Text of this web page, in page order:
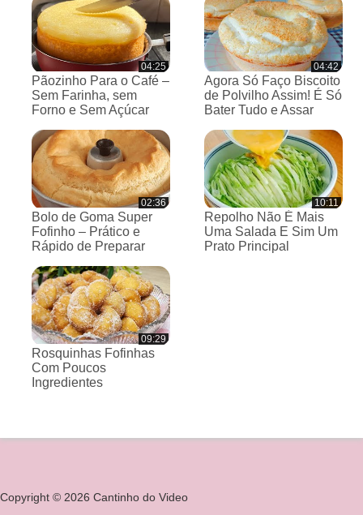
04:25
Pãozinho Para o Café –
Sem Farinha, sem
Forno e Sem Açúcar
04:42
Agora Só Faço Biscoito
de Polvilho Assim! É Só
Bater Tudo e Assar
02:36
Bolo de Goma Super
Fofinho – Prático e
Rápido de Preparar
10:11
Repolho Não É Mais
Uma Salada E Sim Um
Prato Principal
09:29
Rosquinhas Fofinhas
Com Poucos
Ingredientes
Copyright © 2026 Cantinho do Video